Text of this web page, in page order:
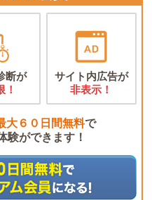
断が
サイト内広告が
非表示！
大６０日間無料で
ができます！